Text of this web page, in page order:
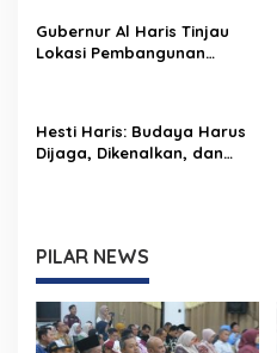
Pendidikan di Jambi
Gubernur Al Haris Tinjau
Lokasi Pembangunan
Hesti Haris: Budaya Harus
Dijaga, Dikenalkan, dan
PILAR NEWS